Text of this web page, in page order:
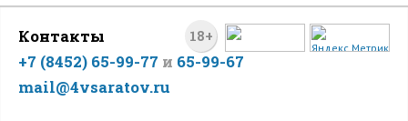
18+
Контакты
+7 (8452) 65-99-77 и 65-99-67
mail@4vsaratov.ru